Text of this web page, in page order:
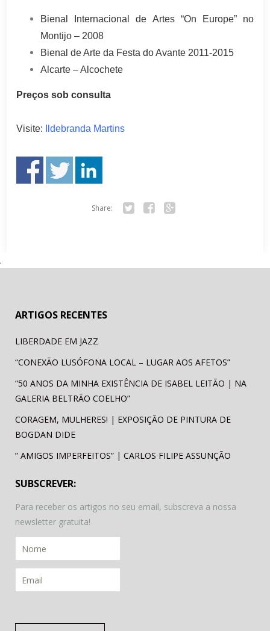
Bienal Internacional de Artes “On Europe” no
Montijo – 2008
Bienal de Arte da Festa do Avante 2011-2015
Alcarte – Alcochete
Preços sob consulta
Visite: Ildebranda Martins
Share:
ok
.
ARTIGOS RECENTES
LIBERDADE EM JAZZ
“CONEXÃO LUSÓFONA LOCAL – LUGAR AOS AFETOS”
“50 ANOS DA MINHA EXISTÊNCIA DE ISABEL LEITÃO | NA
GALERIA BELTRÃO COELHO”
CORAGEM, MULHERES! | EXPOSIÇÃO DE PINTURA DE
BOGDAN DIDE
” AMIGOS IMPERFEITOS” | CARLOS FILIPE ASSUNÇÃO
SUBSCREVER:
Para receber os artigos no seu email, subscreva a nossa
newsletter gratuita!